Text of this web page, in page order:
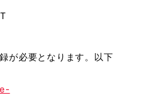
が必要となります。以下